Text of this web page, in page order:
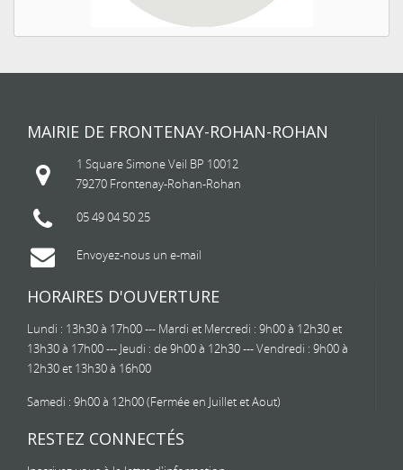
MAIRIE DE FRONTENAY-ROHAN-ROHAN
1 Square Simone Veil BP 10012
79270 Frontenay-Rohan-Rohan
05 49 04 50 25
Envoyez-nous un e-mail
HORAIRES D'OUVERTURE
Lundi : 13h30 à 17h00 --- Mardi et Mercredi : 9h00 à 12h30 et
13h30 à 17h00 --- Jeudi : de 9h00 à 12h30 --- Vendredi : 9h00 à
12h30 et 13h30 à 16h00
Samedi : 9h00 à 12h00 (Fermée en Juillet et Aout)
RESTEZ CONNECTÉS